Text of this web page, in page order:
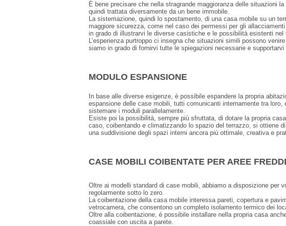
È bene precisare che nella stragrande maggioranza delle situazioni
quindi trattata diversamente da un bene immobile.
La sistemazione, quindi lo spostamento, di una casa mobile su un
maggiore sicurezza, come nel caso dei permessi per gli
in grado di illustrarvi le diverse casistiche e le possibilità esistenti nel
L’esperienza purtroppo ci insegna che situazioni simili possono
siamo in grado di fornirvi tutte le spiegazioni necessarie e
MODULO ESPANSIONE
In base alle diverse esigenze, è possibile espandere la propria
espansione delle case mobili, tutti comunicanti internamente tra
sistemare i moduli parallelamente.
Esiste poi la possibilità, sempre più sfruttata, di dotare la propria
caso, coibentando e climatizzando lo spazio del terrazzo, si ottiene
una suddivisione degli spazi interni ancora più ottimale, creativa e
CASE MOBILI COIBENTATE PER AREE
Oltre ai modelli standard di case mobili, abbiamo a disposizione per
regolarmente sotto lo zero.
La coibentazione della casa mobile interessa pareti, copertura e
vetrocamera, che consentono un completo isolamento termico dei
Oltre alla coibentazione, è possibile installare nella propria casa
coassiale con uscita a parete.